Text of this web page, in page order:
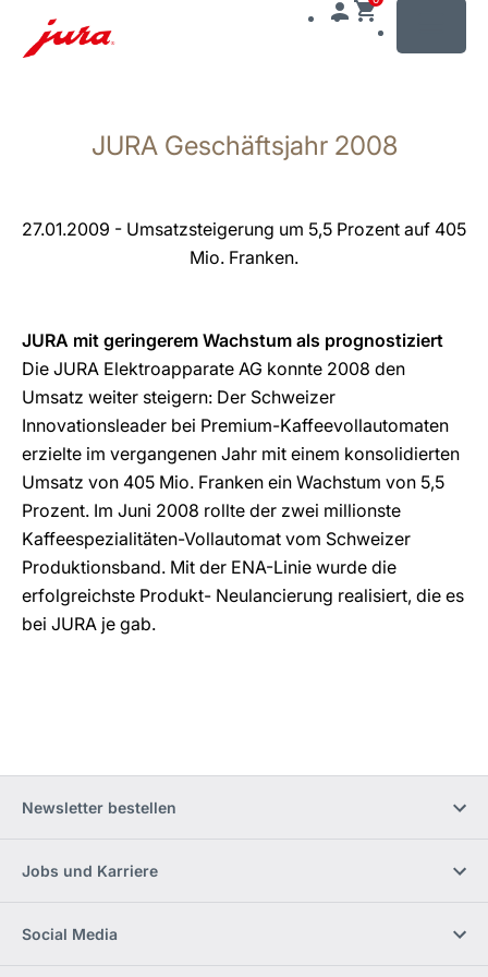
wechseln
JURA Geschäftsjahr 2008
27.01.2009 - Umsatzsteigerung um 5,5 Prozent auf 405
Mio. Franken.
JURA mit geringerem Wachstum als prognostiziert
Die JURA Elektroapparate AG konnte 2008 den
Umsatz weiter steigern: Der Schweizer
Innovationsleader bei Premium-Kaffeevollautomaten
erzielte im vergangenen Jahr mit einem konsolidierten
Umsatz von 405 Mio. Franken ein Wachstum von 5,5
Prozent. Im Juni 2008 rollte der zwei millionste
Kaffeespezialitäten-Vollautomat vom Schweizer
Produktionsband. Mit der ENA-Linie wurde die
erfolgreichste Produkt- Neulancierung realisiert, die es
bei JURA je gab.
Newsletter bestellen
Jobs und Karriere
Social Media